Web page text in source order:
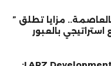
مزايا تطلق ”